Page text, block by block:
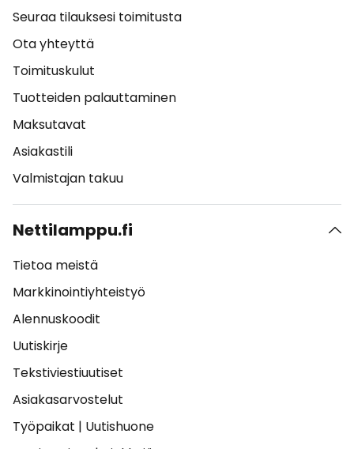
Seuraa tilauksesi toimitusta
Ota yhteyttä
Toimituskulut
Tuotteiden palauttaminen
Maksutavat
Asiakastili
Valmistajan takuu
Nettilamppu.fi
Tietoa meistä
Markkinointiyhteistyö
Alennuskoodit
Uutiskirje
Tekstiviestiuutiset
Asiakasarvostelut
Työpaikat | Uutishuone